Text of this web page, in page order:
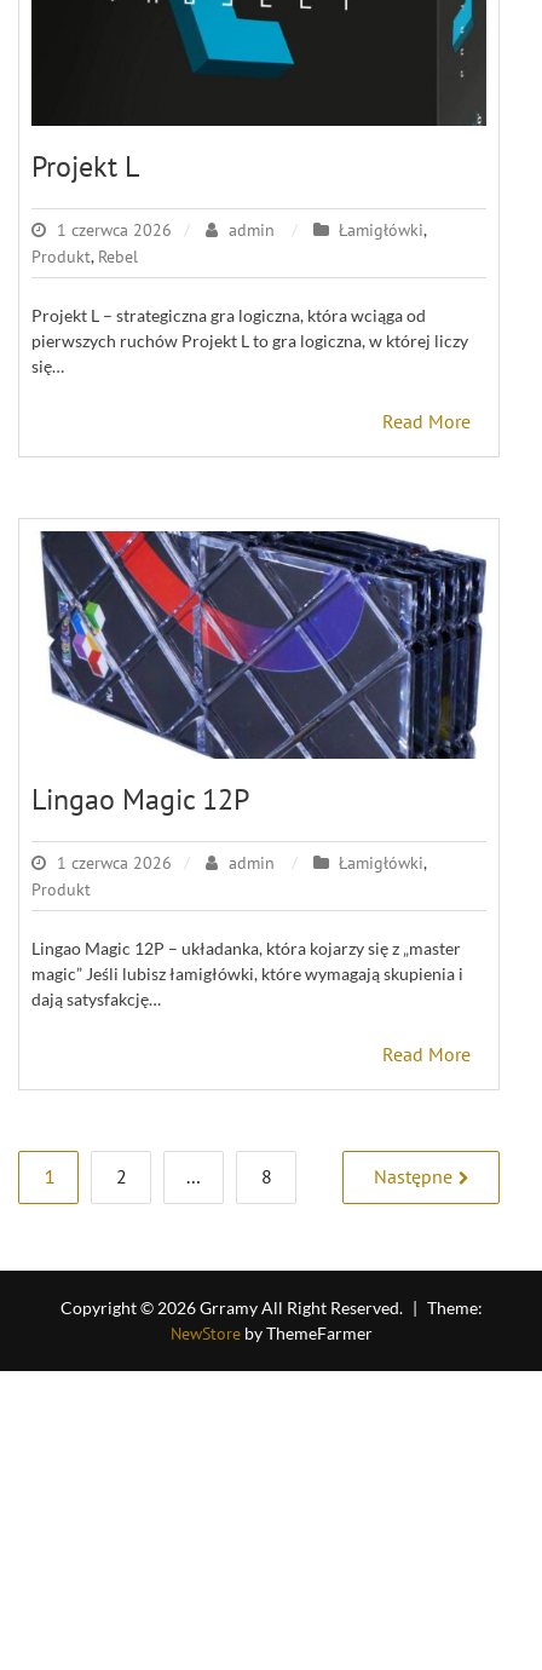
Projekt L
1 czerwca 2026 admin Łamigłówki,
Produkt, Rebel
Projekt L – strategiczna gra logiczna, która wciąga od
pierwszych ruchów Projekt L to gra logiczna, w której liczy
się…
Read More
Lingao Magic 12P
1 czerwca 2026 admin Łamigłówki,
Produkt
Lingao Magic 12P – układanka, która kojarzy się z „master
magic” Jeśli lubisz łamigłówki, które wymagają skupienia i
dają satysfakcję…
Read More
Stronicowanie
wpisów
1 2 8 Następne
Copyright © 2026 Grramy All Right Reserved. | Theme:
NewStoreby ThemeFarmer